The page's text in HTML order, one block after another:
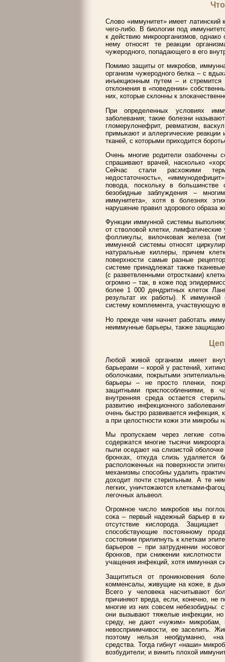
Слово «иммунитет» имеет латинский
чего-либо. В биологии под
к действию микроорганизмов,
нему относят те реакции
чужеродного, попадающего в его
Помимо защиты от микробов,
организм чужеродного белка – с
инъекционным путем – и стремится
отклонения в «поведении»
них, которые склонны к
При определенных условиях
заболевания; такие болезни
гломерулонефрит, ревматизм,
примыкают и аллергические
тканей, с которыми приходится
Очень многие родители озабочены
спрашивают врачей, насколько
Сейчас стали расхожими
недостаточность»,
повода, поскольку в
безобидные заблуждения –
иммунитета», хотя в болезнях
нарушение правил здорового образа
Функции иммунной системы
от стволовой клетки,
фолликулы, вилочковая железа
иммунной системы относят
натуральные киллеры, причем
поверхности самые разные
системе принадлежат также
(с разветвленными отростками)
огромно – так, в коже под
более 1 000 дендритных клеток
результат их работы). К
систему комплемента, участвующую
Но прежде чем начнет работать
неиммунные барьеры, также
Любой живой организм имеет
барьерами – корой у растений,
оболочками, покрытыми
барьеры – не просто пленки,
защитными приспособлениями, в
внутренняя среда остается
развитию инфекционного
очень быстро развивается
а при целостности кожи эти микробы
Мы пропускаем через легкие
содержатся многие тысячи
пыли оседают на слизистой
бронхах, откуда слизь удаляется
расположенных на поверхности
механизмы способны удалить
доходит почти стерильным. А те
легких, уничтожаются клетками-
легочных альвеол.
Огромное число микробов мы
сока – первый надежный барьер в
отсутствие кислорода.
способствующие постоянному
состоянии прилипнуть к клеткам
барьеров – при затруднении
бронхов, при снижении
учащения инфекций, хотя иммунная
Защититься от проникновения
комменсалы, живущие на коже, в
Всего у человека насчитывают
причиняют вреда, если, конечно, не
многие из них совсем небезобидны:
они вызывают тяжелые инфекции,
среду, не дают «чужим»
невосприимчивости, ее заселить.
поэтому нельзя необдуманно,
средства. Тогда гибнут «наши»
возбудители; и винить плохой